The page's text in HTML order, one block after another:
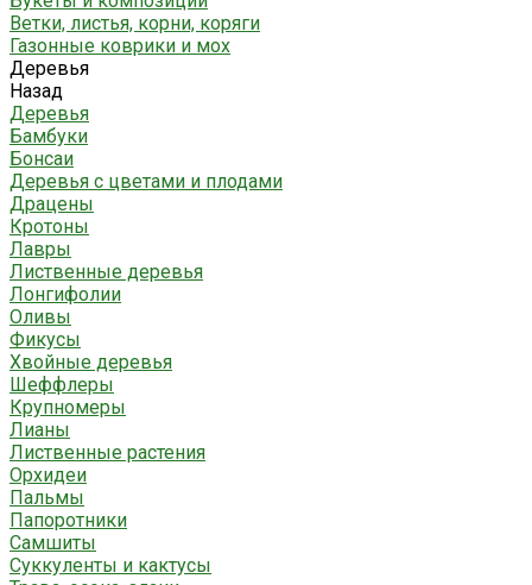
Ветки, листья, корни, коряги
Газонные коврики и мох
Деревья
Назад
Деревья
Бамбуки
Бонсаи
Деревья с цветами и плодами
Драцены
Кротоны
Лавры
Лиственные деревья
Лонгифолии
Оливы
Фикусы
Хвойные деревья
Шеффлеры
Крупномеры
Лианы
Лиственные растения
Орхидеи
Пальмы
Папоротники
Самшиты
Суккуленты и кактусы